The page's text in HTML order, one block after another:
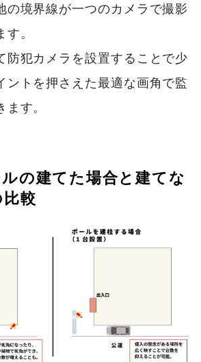
の境界線が一つのカメラで撮影
。
防犯カメラを設置することで少
ントを押さえた最適な画角で監
す。
ルの建てた場合と建てな
較